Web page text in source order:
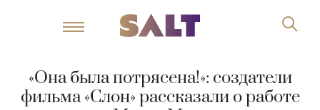
«Она была потрясена!»: создатели
фильма «Слон» рассказали о работе